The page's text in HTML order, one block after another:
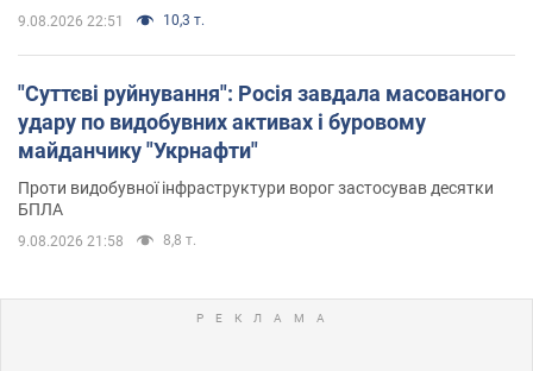
9.08.2026 22:51 10,3 т.
"Суттєві руйнування": Росія завдала масованого
удару по видобувних активах і буровому
майданчику "Укрнафти"
Проти видобувної інфраструктури ворог застосував десятки
БПЛА
9.08.2026 21:58 8,8 т.